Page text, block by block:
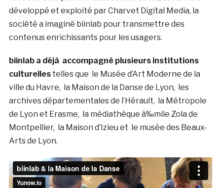
développé et exploité par Charvet Digital Media, la
société a imaginé biinlab pour transmettre des
contenus enrichissants pour les usagers.
biinlab a déjà accompagné plusieurs institutions
culturellestelles que le Musée d’Art Moderne de la
ville du Havre, la Maison de la Danse de Lyon, les
archives départementales de l’Hérault, la Métropole
de Lyon et Erasme, la médiathèque à‰mile Zola de
Montpellier, la Maison d’Izieu et le musée des Beaux-
Arts de Lyon.